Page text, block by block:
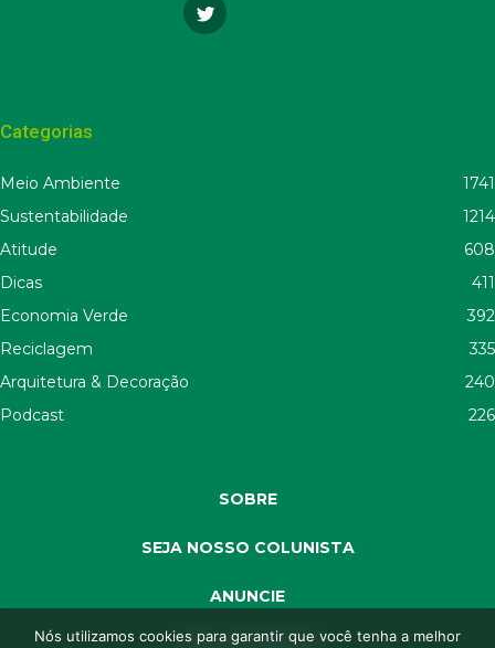
Categorias
Meio Ambiente
1741
Sustentabilidade
1214
Atitude
608
Dicas
411
Economia Verde
392
Reciclagem
335
Arquitetura & Decoração
240
Podcast
226
SOBRE
SEJA NOSSO COLUNISTA
ANUNCIE
Nós utilizamos cookies para garantir que você tenha a melhor